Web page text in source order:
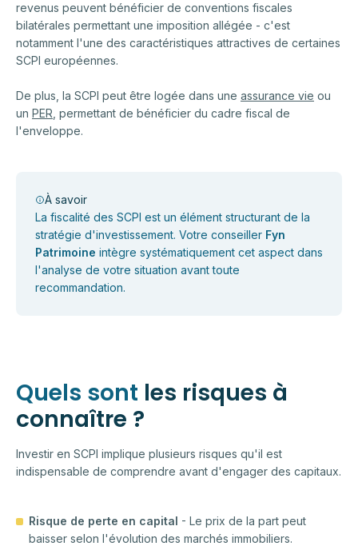
revenus peuvent bénéficier de conventions fiscales
bilatérales permettant une imposition allégée - c'est
notamment l'une des caractéristiques attractives de certaines
SCPI européennes.
De plus, la SCPI peut être logée dans une assurance vie ou
un PER , permettant de bénéficier du cadre fiscal de
l'enveloppe.
À savoir
La fiscalité des SCPI est un élément structurant de la
stratégie d'investissement. Votre conseiller Fyn
Patrimoine intègre systématiquement cet aspect dans
l'analyse de votre situation avant toute
recommandation.
Quels sont les risques à
connaître ?
Investir en SCPI implique plusieurs risques qu'il est
indispensable de comprendre avant d'engager des capitaux.
Risque de perte en capital - Le prix de la part peut
baisser selon l'évolution des marchés immobiliers.